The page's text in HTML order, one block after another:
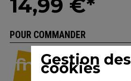
14,99 €*
POUR COMMANDER
Gestion des
cookies